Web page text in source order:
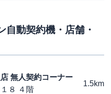
自動契約機・店舗・
無人契約コーナー
８ ４階
1.5km